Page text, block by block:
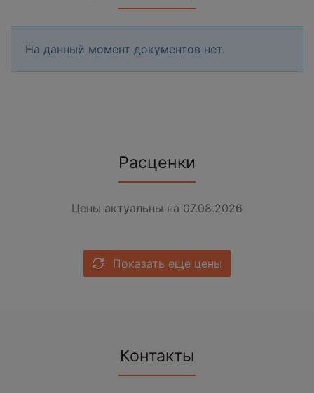
На данный момент документов нет.
Расценки
Цены актуальны на 07.08.2026
Показать еще цены
Контакты